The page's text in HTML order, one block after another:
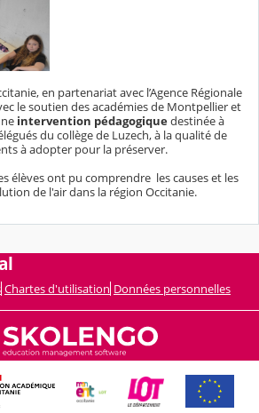
en partenariat avec l’Agence Régionale
le soutien des académies de Montpellier et
intervention pédagogiquedestinée à
du collège de Luzech, à la qualité de
à adopter pour la préserver.
élèves ont pu comprendre les causes et les
de l'air dans la région Occitanie.
Chartes d'utilisation Données personnelles